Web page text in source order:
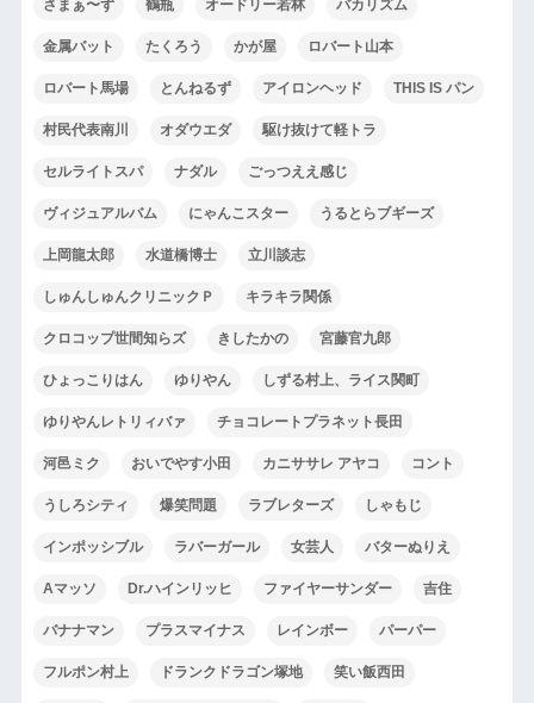
さまぁ〜ず 鶴瓶 オードリー若林 バカリズム
金属バット たくろう かが屋 ロバート山本
ロバート馬場 とんねるず アイロンヘッド THIS IS パン
村民代表南川 オダウエダ 駆け抜けて軽トラ
セルライトスパ ナダル ごっつええ感じ
ヴィジュアルバム にゃんこスター うるとらブギーズ
上岡龍太郎 水道橋博士 立川談志
しゅんしゅんクリニックＰ キラキラ関係
クロコップ世間知らズ きしたかの 宮藤官九郎
ひょっこりはん ゆりやん しずる村上、ライス関町
ゆりやんレトリィバァ チョコレートプラネット長田
河邑ミク おいでやす小田 カニササレ アヤコ コント
うしろシティ 爆笑問題 ラブレターズ しゃもじ
インポッシブル ラバーガール 女芸人 バターぬりえ
Aマッソ Dr.ハインリッヒ ファイヤーサンダー 吉住
バナナマン プラスマイナス レインボー パーパー
フルポン村上 ドランクドラゴン塚地 笑い飯西田